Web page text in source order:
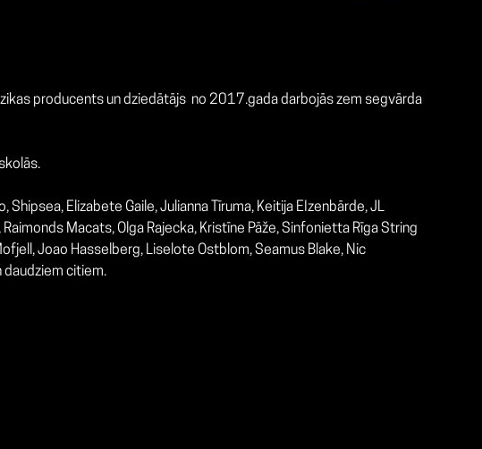
producents un dziedātājs no 2017.gada darbojās zem segvārda
Shipsea, Elizabete Gaile,Julianna Tīruma, Keitija EIzenbārde, JL
Macats, Olga Rajecka, Kristīne Pāže,Sinfonietta Rīga String
Joao Hasselberg, Liselote Ostblom,Seamus Blake, Nic
daudziem citiem.